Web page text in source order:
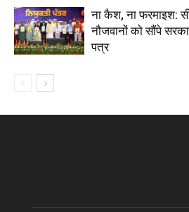
ना कैश, ना फरमाइश:
नौजवानों को सौंपे
पत्र